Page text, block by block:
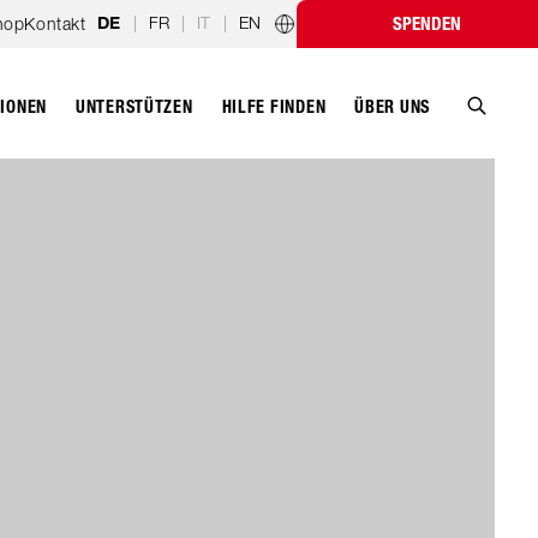
Kontakt DE | FR | IT | EN
LänderprogrammeSPENDEN
UNTERSTÜTZEN HILFE FINDEN ÜBER UNS